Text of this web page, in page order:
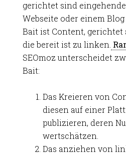
gerichtet sind
Webseite oder einem
Bait ist Content, gerichtet
die bereit ist zu linken.
SEOmoz unterscheidet
Bait:
Das Kreieren von
diesen auf einer
publizieren, deren
wertschätzen.
Das anziehen von